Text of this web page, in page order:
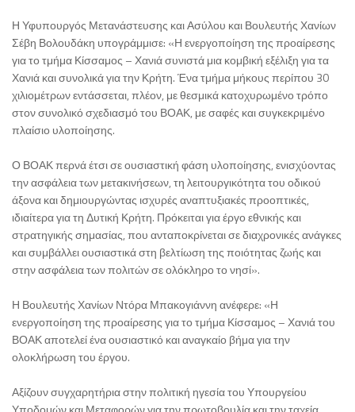
Η Υφυπουργός Μετανάστευσης και Ασύλου και Βουλευτής Χανίων
Σέβη Βολουδάκη υπογράμμισε: «Η ενεργοποίηση της προαίρεσης
για το τμήμα Κίσσαμος – Χανιά συνιστά μια κομβική εξέλιξη για τα
Χανιά και συνολικά για την Κρήτη. Ένα τμήμα μήκους περίπου 30
χιλιομέτρων εντάσσεται, πλέον, με θεσμικά κατοχυρωμένο τρόπο
στον συνολικό σχεδιασμό του ΒΟΑΚ, με σαφές και συγκεκριμένο
πλαίσιο υλοποίησης.
Ο ΒΟΑΚ περνά έτσι σε ουσιαστική φάση υλοποίησης, ενισχύοντας
την ασφάλεια των μετακινήσεων, τη λειτουργικότητα του οδικού
άξονα και δημιουργώντας ισχυρές αναπτυξιακές προοπτικές,
ιδιαίτερα για τη Δυτική Κρήτη. Πρόκειται για έργο εθνικής και
στρατηγικής σημασίας, που ανταποκρίνεται σε διαχρονικές ανάγκες
και συμβάλλει ουσιαστικά στη βελτίωση της ποιότητας ζωής και
στην ασφάλεια των πολιτών σε ολόκληρο το νησί».
Η Βουλευτής Χανίων Ντόρα Μπακογιάννη ανέφερε: «Η
ενεργοποίηση της προαίρεσης για το τμήμα Κίσσαμος – Χανιά του
ΒΟΑΚ αποτελεί ένα ουσιαστικό και αναγκαίο βήμα για την
ολοκλήρωση του έργου.
Αξίζουν συγχαρητήρια στην πολιτική ηγεσία του Υπουργείου